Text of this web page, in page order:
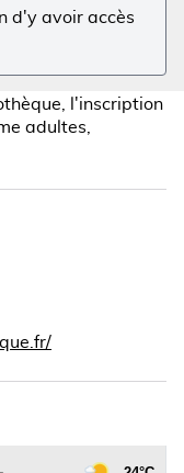
d'y avoir accès
l'inscription
adultes,